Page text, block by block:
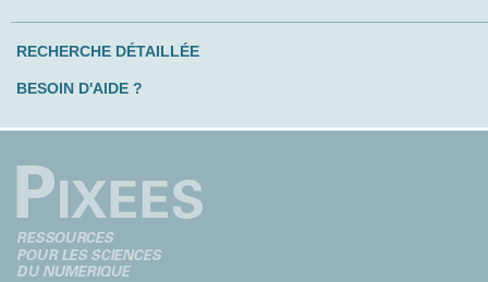
RECHERCHE DÉTAILLÉE
BESOIN D'AIDE ?